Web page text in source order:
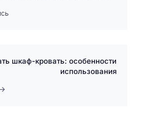
шкаф-кровать: особенности
использования